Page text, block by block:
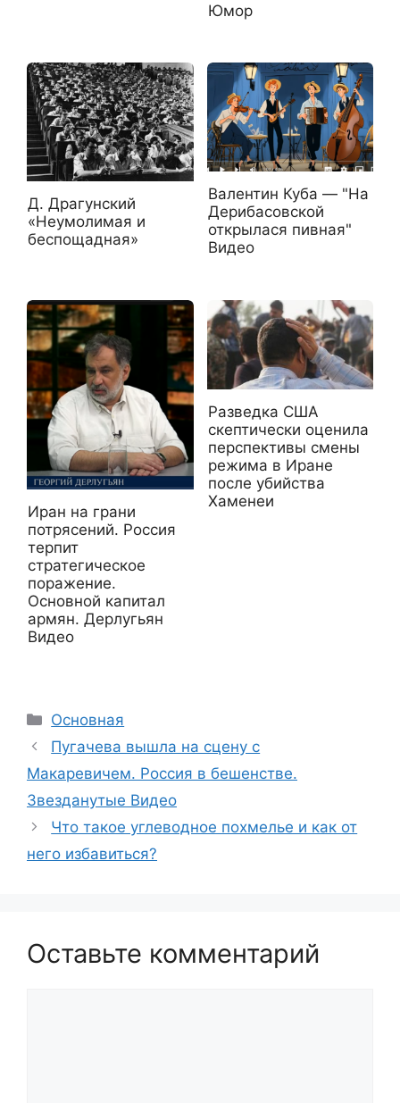
Юмор
Д. Драгунский
«Неумолимая и
беспощадная»
Валентин Куба — "На
Дерибасовской
открылася пивная"
Видео
Иран на грани
потрясений. Россия
терпит
стратегическое
поражение.
Основной капитал
армян. Дерлугьян
Видео
Разведка США
скептически оценила
перспективы смены
режима в Иране
после убийства
Хаменеи
Рубрики
Основная
Пугачева вышла на сцену с
Макаревичем. Россия в бешенстве.
Звезданутые Видео
Что такое углеводное похмелье и как от
него избавиться?
Оставьте комментарий